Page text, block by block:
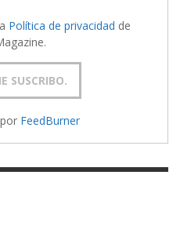
Política de privacidad de
FeedBurner